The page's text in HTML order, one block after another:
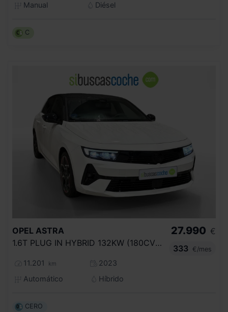
Manual
Diésel
C
OPEL ASTRA
1.6T PLUG IN HYBRID 132KW (180CV) GS AUT
11.201 km
2023
Automático
Híbrido
27.990 €
333
€/mes
CERO